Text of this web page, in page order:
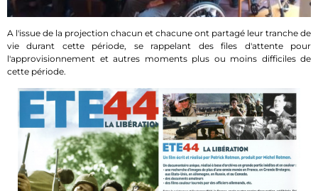
A l'issue de la projection chacun et chacune ont partagé leur tranche de
vie durant cette période, se rappelant des files d'attente pour
l'approvisionnement et autres moments plus ou moins difficiles de
cette période.